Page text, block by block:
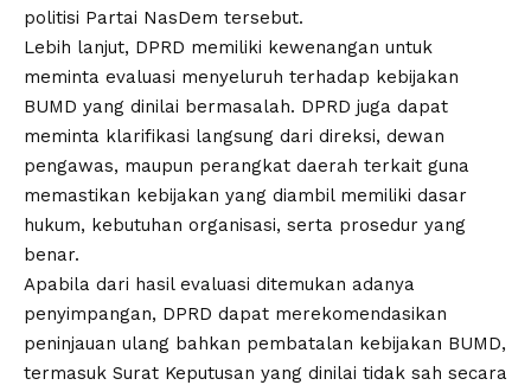
politisi Partai NasDem tersebut.
Lebih lanjut, DPRD memiliki kewenangan untuk
meminta evaluasi menyeluruh terhadap kebijakan
BUMD yang dinilai bermasalah. DPRD juga dapat
meminta klarifikasi langsung dari direksi, dewan
pengawas, maupun perangkat daerah terkait guna
memastikan kebijakan yang diambil memiliki dasar
hukum, kebutuhan organisasi, serta prosedur yang
benar.
Apabila dari hasil evaluasi ditemukan adanya
penyimpangan, DPRD dapat merekomendasikan
peninjauan ulang bahkan pembatalan kebijakan BUMD,
termasuk Surat Keputusan yang dinilai tidak sah secara